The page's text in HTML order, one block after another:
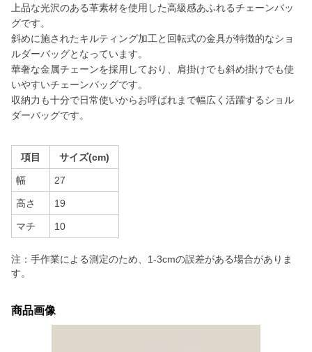
上品な光沢のある革素材を使用した高級感あふれるチェーンバッ
グです。
斜めに施されたキルティング加工と回転式の金具が特徴的なショ
ルダーバッグとなっています。
華奢な金属チェーンを採用しており、肩掛けでも斜め掛けでも使
いやすいチェーンバッグです。
収納力も十分で日常使いからお呼ばれまで幅広く活躍するショル
ダーバッグです。
項目 サイズ(cm)
幅 27
高さ 19
マチ 10
注：手作業による測定のため、1-3cmの誤差がある場合がありま
す。
商品画像